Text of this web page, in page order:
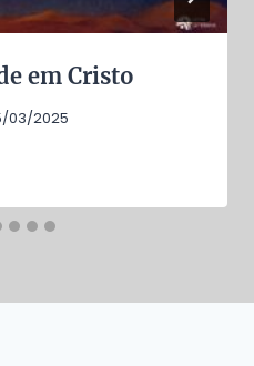
em Cristo
03/2025